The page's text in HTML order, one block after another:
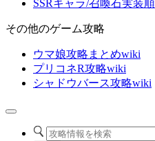
SSRキャラ/召喚石実装順
その他のゲーム攻略
ウマ娘攻略まとめwiki
プリコネR攻略wiki
シャドウバース攻略wiki